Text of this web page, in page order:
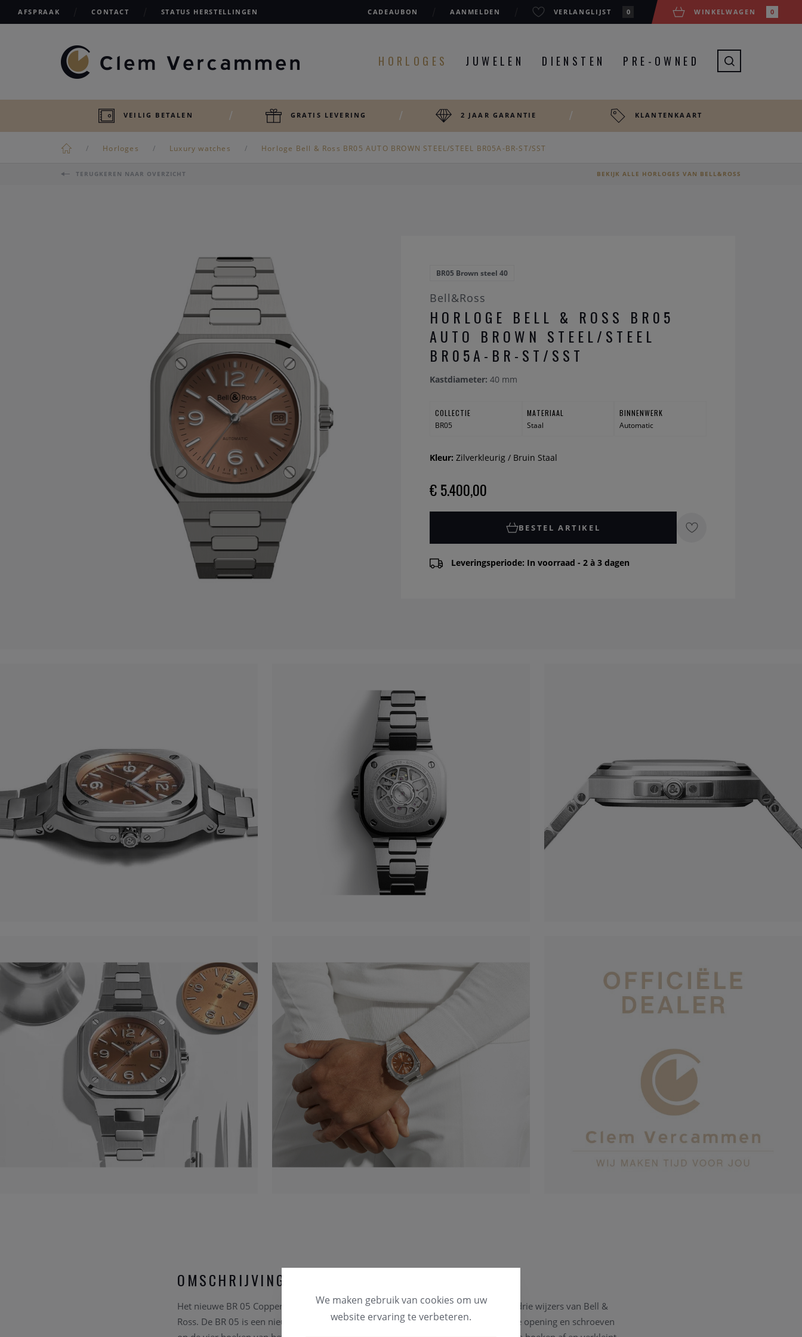
AFSPRAAK CONTACT STATUS HERSTELLINGEN CADEAUBON AANMELDEN VERLANGLIJST 0 WINKELWAGEN 0
HORLOGES JUWELEN DIENSTEN PRE-OWNED
VEILIG BETALEN GRATIS LEVERING 2 JAAR GARANTIE KLANTENKAART
Horloges Luxury watches Horloge Bell & Ross BR05 AUTO BROWN STEEL/STEEL BR05A-BR-ST/SST
TERUGKEREN NAAR OVERZICHT BEKIJK ALLE HORLOGES VAN BELL&ROSS
BR05 Brown steel 40
Bell&Ross
HORLOGE BELL & ROSS BR05
AUTO BROWN STEEL/STEEL
BR05A-BR-ST/SST
Kastdiameter: 40 mm
COLLECTIE
BR05
MATERIAAL
Staal
BINNENWERK
Automatic
Kleur: Zilverkleurig / Bruin Staal
€ 5.400,00
BESTEL ARTIKEL
Leveringsperiode: In voorraad - 2 à 3 dagen
OMSCHRIJVING
Het nieuwe BR 05 Copper Brown-horloge maakt deel uit van de BR 05-familie met drie wijzers van Bell &
Ross. De BR 05 is een nieuwe versie van de beroemde vierkante kast met een ronde opening en schroeven
We maken gebruik van cookies om uw
website ervaring te verbeteren.